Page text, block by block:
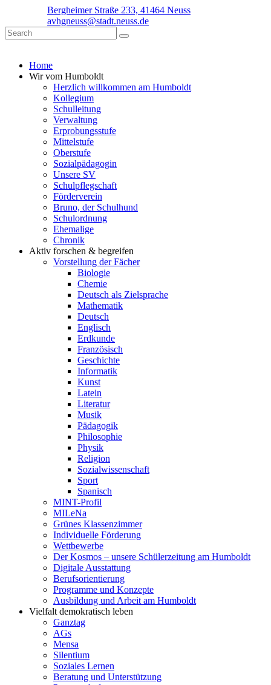
Bergheimer Straße 233, 41464 Neuss
avhgneuss@stadt.neuss.de
Home
Wir vom Humboldt
Herzlich willkommen am Humboldt
Kollegium
Schulleitung
Verwaltung
Erprobungsstufe
Mittelstufe
Oberstufe
Sozialpädagogin
Unsere SV
Schulpflegschaft
Förderverein
Bruno, der Schulhund
Schulordnung
Ehemalige
Chronik
Aktiv forschen & begreifen
Vorstellung der Fächer
Biologie
Chemie
Deutsch als Zielsprache
Mathematik
Deutsch
Englisch
Erdkunde
Französisch
Geschichte
Informatik
Kunst
Latein
Literatur
Musik
Pädagogik
Philosophie
Physik
Religion
Sozialwissenschaft
Sport
Spanisch
MINT-Profil
MILeNa
Grünes Klassenzimmer
Individuelle Förderung
Wettbewerbe
Der Kosmos – unsere Schülerzeitung am Humboldt
Digitale Ausstattung
Berufsorientierung
Programme und Konzepte
Ausbildung und Arbeit am Humboldt
Vielfalt demokratisch leben
Ganztag
AGs
Mensa
Silentium
Soziales Lernen
Beratung und Unterstützung